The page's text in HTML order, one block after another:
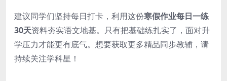
建议同学们坚持每日打卡，利用这份寒假作业每日一练
30天资料夯实语文地基。只有把基础练扎实了，面对升
学压力才能更有底气。想要获取更多精品同步教辅，请
持续关注学科星！